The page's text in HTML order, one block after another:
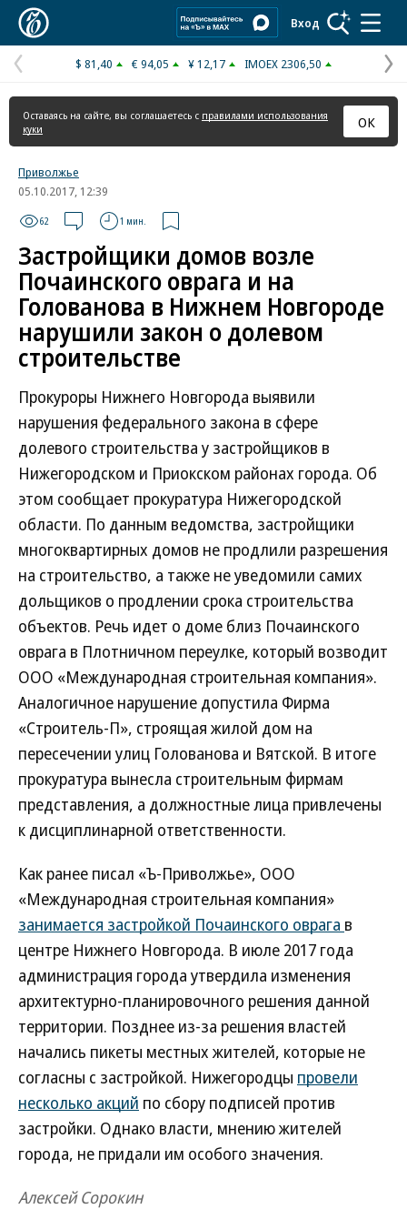
Вход
Предыдущая
страница
$ 81,40 € 94,05 ¥ 12,17 IMOEX 2306,50
Оставаясь на сайте, вы соглашаетесь с правилами использования
куки
ОК
Приволжье
05.10.2017, 12:39
62 1 мин.
Застройщики домов возле
Почаинского оврага и на
Голованова в Нижнем Новгороде
нарушили закон о долевом
строительстве
Прокуроры Нижнего Новгорода выявили
нарушения федерального закона в сфере
долевого строительства у застройщиков в
Нижегородском и Приокском районах города. Об
этом сообщает прокуратура Нижегородской
области. По данным ведомства, застройщики
многоквартирных домов не продлили разрешения
на строительство, а также не уведомили самих
дольщиков о продлении срока строительства
объектов. Речь идет о доме близ Почаинского
оврага в Плотничном переулке, который возводит
ООО «Международная строительная компания».
Аналогичное нарушение допустила Фирма
«Строитель-П», строящая жилой дом на
пересечении улиц Голованова и Вятской. В итоге
прокуратура вынесла строительным фирмам
представления, а должностные лица привлечены
к дисциплинарной ответственности.
Как ранее писал «Ъ-Приволжье», ООО
«Международная строительная компания»
занимается застройкой Почаинского оврага в
центре Нижнего Новгорода. В июле 2017 года
администрация города утвердила изменения
архитектурно-планировочного решения данной
территории. Позднее из-за решения властей
начались пикеты местных жителей, которые не
согласны с застройкой. Нижегородцы провели
несколько акций по сбору подписей против
застройки. Однако власти, мнению жителей
города, не придали им особого значения.
Алексей Сорокин